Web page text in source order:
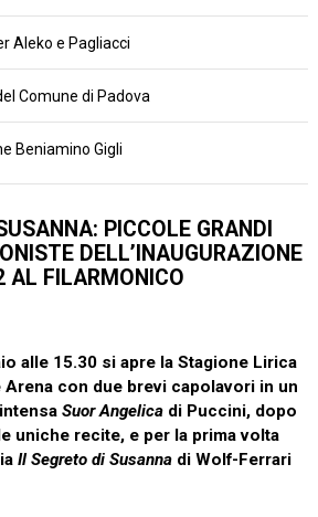
Aleko e Pagliacci
Comune di Padova
Beniamino Gigli
PICCOLE GRANDI
DELL’INAUGURAZIONE
AL FILARMONICO
alle 15.30 si apre la Stagione Lirica
con due brevi capolavori in un
Suor Angelicadi Puccini, dopo
uniche recite, e per la prima volta
Il Segreto di Susanna di Wolf-Ferrari